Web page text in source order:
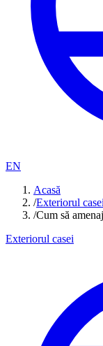
EN
Acasă
/Exteriorul casei
/Cum să
Exteriorul casei